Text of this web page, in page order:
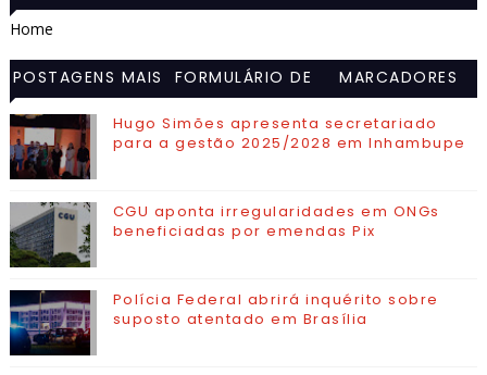
Home
POSTAGENS MAIS
VISITADAS
FORMULÁRIO DE
MARCADORES
Hugo Simões apresenta secretariado
para a gestão 2025/2028 em Inhambupe
CGU aponta irregularidades em ONGs
beneficiadas por emendas Pix
Polícia Federal abrirá inquérito sobre
suposto atentado em Brasília